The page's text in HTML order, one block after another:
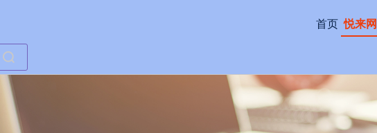
首页 悦来网